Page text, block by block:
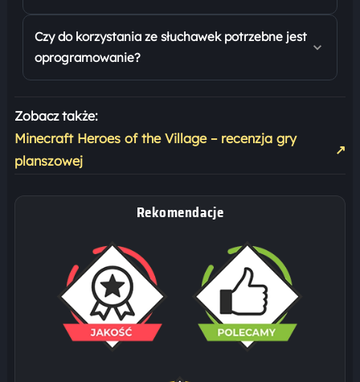
Czy do korzystania ze słuchawek potrzebne jest
oprogramowanie?
Zobacz także:
Minecraft Heroes of the Village – recenzja gry
planszowej
↗
Rekomendacje